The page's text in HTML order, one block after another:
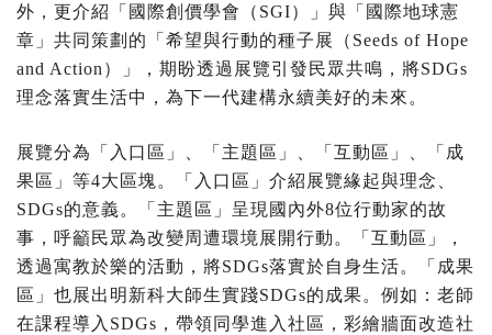
外，更介紹「國際創價學會（SGI）」與「國際地球憲
章」共同策劃的「希望與行動的種子展（Seeds of Hope
and Action）」，期盼透過展覽引發民眾共鳴，將SDGs
理念落實生活中，為下一代建構永續美好的未來。
展覽分為「入口區」、「主題區」、「互動區」、「成
果區」等4大區塊。「入口區」介紹展覽緣起與理念、
SDGs的意義。「主題區」呈現國內外8位行動家的故
事，呼籲民眾為改變周遭環境展開行動。「互動區」，
透過寓教於樂的活動，將SDGs落實於自身生活。「成果
區」也展出明新科大師生實踐SDGs的成果。例如：老師
在課程導入SDGs，帶領同學進入社區，彩繪牆面改造社